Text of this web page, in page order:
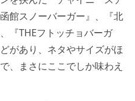
館スノーバーガー』、『北
『THEフトッチョバーガ
があり、ネタやサイズがほ
、まさにここでしか味わえ